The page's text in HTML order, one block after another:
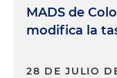
MADS de
modifica la
28 DE JULIO